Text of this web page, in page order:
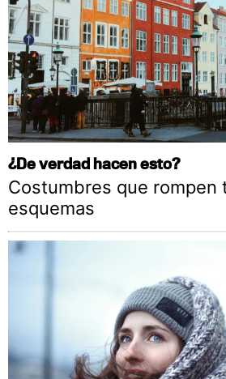
¿De verdad hacen esto?
Costumbres que rompen
esquemas